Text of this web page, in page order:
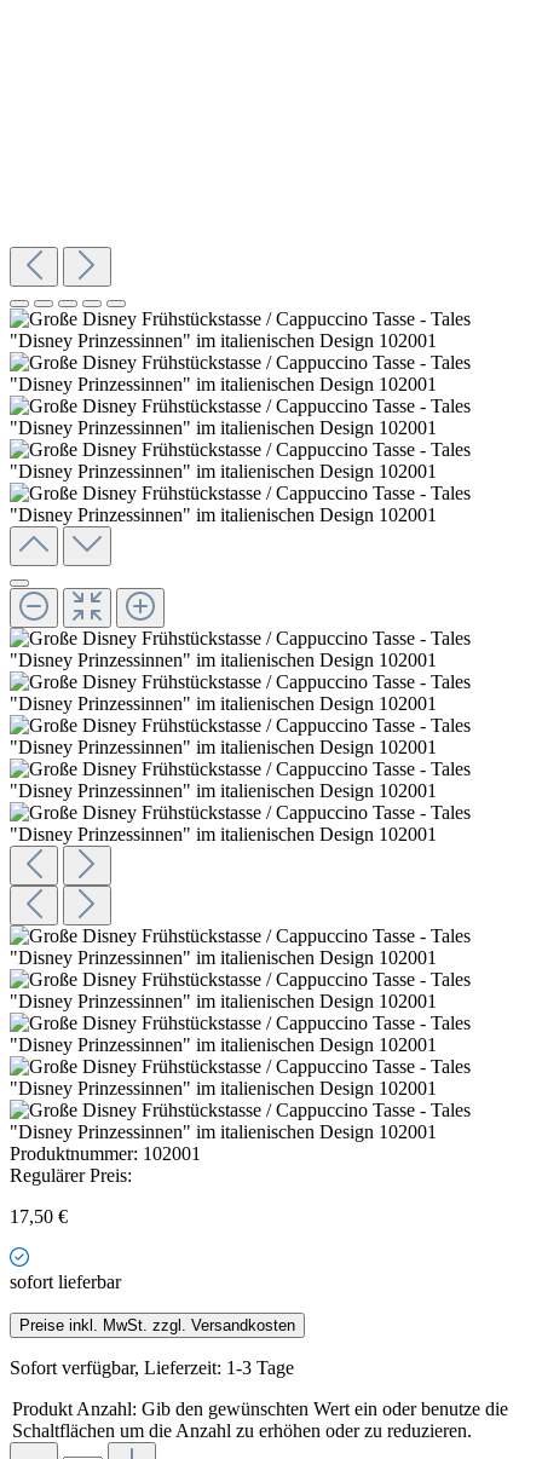
Produktnummer: 102001
Regulärer Preis:
17,50 €
sofort lieferbar
Preise inkl. MwSt. zzgl. Versandkosten
Sofort verfügbar, Lieferzeit: 1-3 Tage
Produkt Anzahl: Gib den gewünschten Wert ein oder benutze die
Schaltflächen um die Anzahl zu erhöhen oder zu reduzieren.